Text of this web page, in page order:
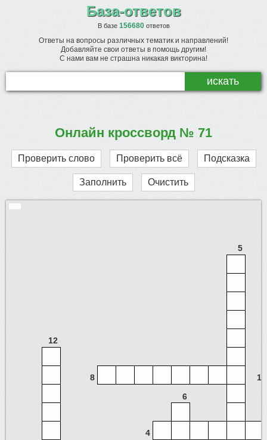
База-ответов
В базе 156680ответов
Ответы на вопросы различных тематик и направлений!
Добавляйте свои ответы в помощь другим!
С нами вам не страшна никакая викторина!
Онлайн кроссворд № 71
Проверить слово Проверить всё Подсказка
Заполнить Очистить
5
12
8
1
6
4